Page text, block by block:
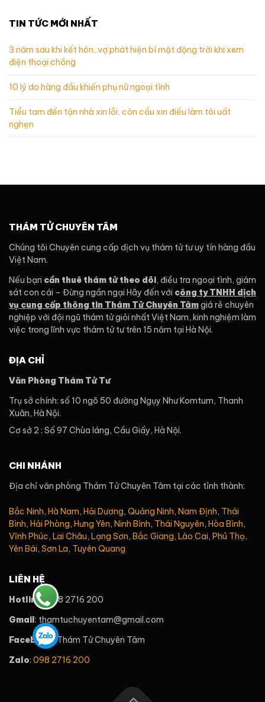
TIN TỨC MỚI NHẤT
3 năm sau khi kết hôn, vợ phát hiện bí mật động trời khi xem
điện thoại chồng
10 lý do hàng đầu khiến phụ nữ ngoại tình
Tiểu tam đến tận nhà xin lỗi, còn cầu xin điều làm tôi uất
nghẹn
THÁM TỬ CHUYÊN TÂM
Chúng tôi Chuyên cung cấp dịch vụ thám tử tư uy tín hàng đầu
Việt Nam.
Nếu bạn cần thuê thám tử theo dõi, điều tra ngoại tình, giám
sát con cái – Đừng ngần ngại Hãy đến với công ty TNHH dịch
vụ cung cấp thông tin Thám Tử Chuyên Tâmgiá rẻ chuyên
nghiệp với đội ngũ thám tử giỏi nhất Việt Nam, kinh nghiệm làm
việc trong lĩnh vực thám tử tư trên 15 năm tại Hà Nội.
ĐỊA CHỈ
Văn Phòng Thám Tử Tư
Trụ sở chính: số 10 ngõ 50 đường Ngụy Như Komtum, Thanh
Xuân, Hà Nội.
Cơ sở 2 : Số 97 Chùa láng, Cầu Giấy, Hà Nội.
CHI NHÁNH
Địa chỉ văn phòng Thám Tử Chuyên Tâm tại các tỉnh thành:
Bắc Ninh, Hà Nam, Hải Dương, Quảng Ninh, Nam Định, Thái
Bình, Hải Phòng, Hưng Yên, Ninh Bình, Thái Nguyên, Hòa Bình,
Vĩnh Phúc, Lai Châu, Lạng Sơn, Bắc Giang, Lào Cai, Phú Thọ,
Yên Bái, Sơn La, Tuyên Quang
LIÊN HỆ
Hotline: 098 2716 200
Gmail: thamtuchuyentam@gmail.com
Facebook: Thám Tử Chuyên Tâm
Zalo: 098 2716 200